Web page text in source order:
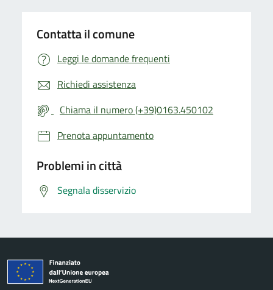
Contatta il comune
Leggi le domande frequenti
Richiedi assistenza
Chiama il numero (+39)0163.450102
Prenota appuntamento
Problemi in città
Segnala disservizio